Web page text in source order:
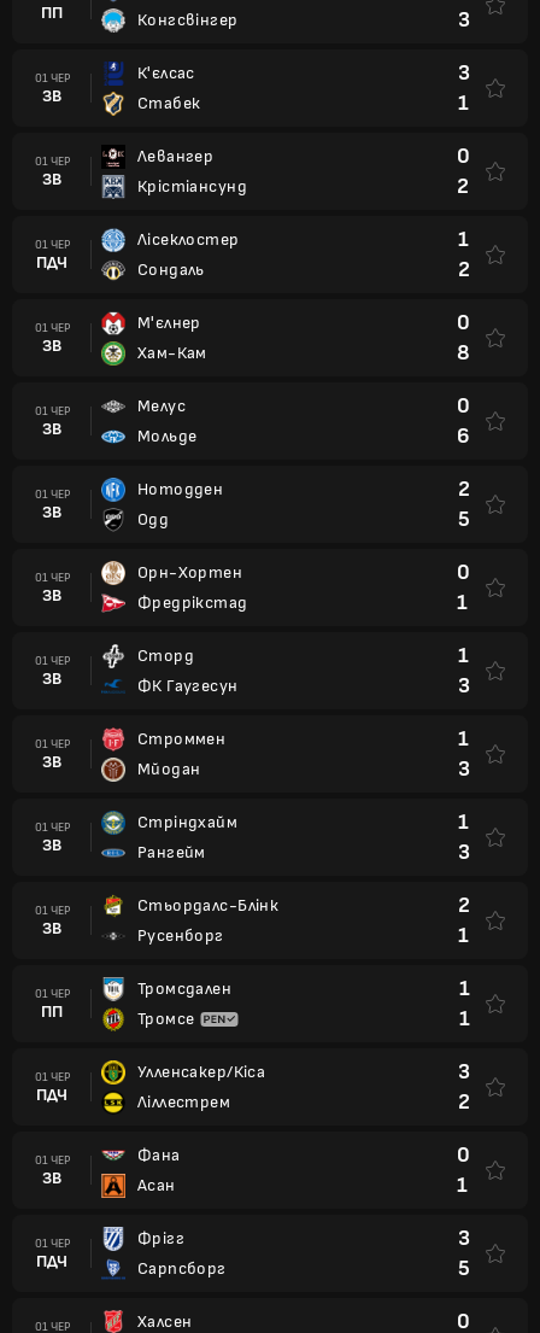
ПП Конгсвінгер
3
01 ЧЕР
ЗВ
К'єлсас
Стабек
3
1
01 ЧЕР
ЗВ
Левангер
Крістіансунд
0
2
01 ЧЕР
ПДЧ
Лісеклостер
Сондаль
1
2
01 ЧЕР
ЗВ
М'єлнер
Хам-Кам
0
8
01 ЧЕР
ЗВ
Мелус
Мольде
0
6
01 ЧЕР
ЗВ
Нотодден
Одд
2
5
01 ЧЕР
ЗВ
Орн-Хортен
Фредрікстад
0
1
01 ЧЕР
ЗВ
Сторд
ФК Гаугесун
1
3
01 ЧЕР
ЗВ
Строммен
Мйодан
1
3
01 ЧЕР
ЗВ
Стріндхайм
Рангейм
1
3
01 ЧЕР
ЗВ
Стьордалс-Блінк
Русенборг
2
1
01 ЧЕР
ПП
Тромсдален
Тромсе
1
1
01 ЧЕР
ПДЧ
Улленсакер/Кіса
Ліллестрем
3
2
01 ЧЕР
ЗВ
Фана
Асан
0
1
01 ЧЕР
ПДЧ
Фрігг
Сарпсборг
3
5
01 ЧЕР
Халсен
0